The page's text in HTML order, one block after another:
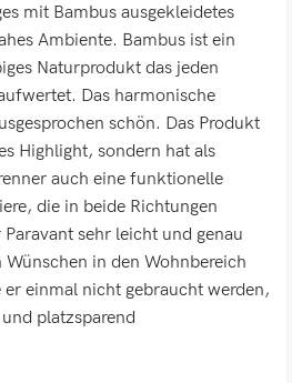
mit Bambus ausgekleidetes
Ambiente. Bambus ist ein
Naturprodukt das jeden
Das harmonische
schön. Das Produkt
Highlight, sondern hat als
auch eine funktionelle
die in beide Richtungen
sehr leicht und genau
in den Wohnbereich
einmal nicht gebraucht werden,
platzsparend